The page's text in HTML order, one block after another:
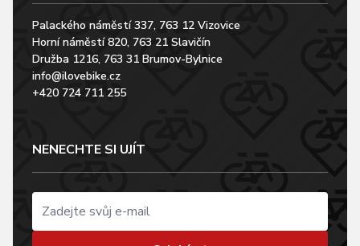
Palackého náměstí 337, 763 12 Vizovice
Horní náměstí 820, 763 21 Slavičín
Družba 1216, 763 31 Brumov-Bylnice
info@ilovebike.cz
+420 724 711 255
NENECHTE SI UJÍT